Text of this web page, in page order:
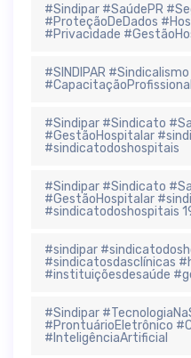
#Sindipar #SaúdePR
#ProteçãoDeDados
#Privacidade
#SINDIPAR
#Sindipar #Sindicato
#GestãoHospitalar
#sindicatodoshospitais
#Sindipar #Sindicato
#GestãoHospitalar
#sindicatodoshospitais
#sindipar
#sindicatosdasclínicas
#instituiçõesdesaúde
#Sindipar
#ProntuárioEletrônico
#InteligênciaArtificial